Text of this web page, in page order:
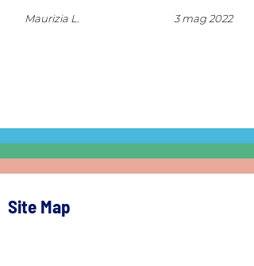
Maurizia L. 3 mag 2022
Site Map